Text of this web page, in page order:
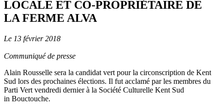
LOCALE ET CO-PROPRIÉTAIRE DE
LA FERME ALVA
Le 13 février 2018
Communiqué de presse
Alain Rousselle sera la candidat vert pour la circonscription de Kent
Sud lors des prochaines élections. Il fut acclamé par les membres du
Parti Vert vendredi dernier à la Société Culturelle Kent Sud
in Bouctouche.